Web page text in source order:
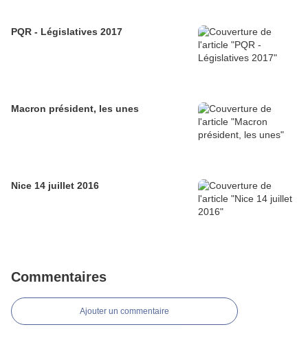
PQR - Législatives 2017
Macron président, les unes
Nice 14 juillet 2016
Commentaires
Ajouter un commentaire